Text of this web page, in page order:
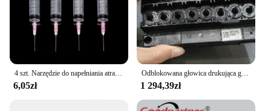
carbon footprint, the epson xp CISS is an adaptable
choice that aligns with your values.
4 szt. Narzędzie do napełniania atramentem 10 ml strzykawka z tępą igłą do EPSON Canon HP Brother CISS zbiornik zestaw atramentów do napełniania wkładów do napełniania
6,05zł
Odblokowana głowica drukująca głowica drukująca do Epson R1800 R2400 1800 2400 9880 4400 4800 Mutoh RJ900 DX5 na bazie wody F 158000 Głowica drukarki
1 294,39zł